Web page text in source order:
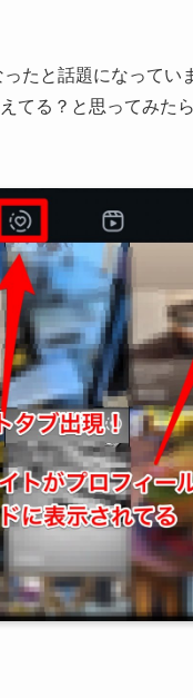
たと話題になって
てる？と思ってみた